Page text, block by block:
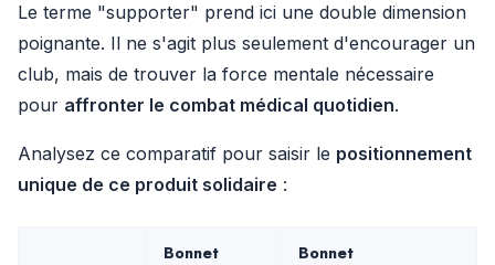
Le terme "supporter" prend ici une double dimension
poignante. Il ne s'agit plus seulement d'encourager un
club, mais de trouver la force mentale nécessaire
pour affronter le combat médical quotidien.
Analysez ce comparatif pour saisir le positionnement
unique de ce produit solidaire :
Bonnet Bonnet